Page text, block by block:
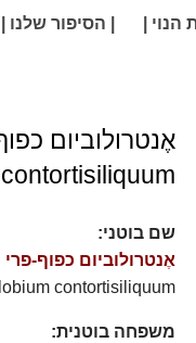
הנוי | | הסיפור שלנו |
אֶנטרולוביום
שם בוטני:
אֶנטרולוביום כפוף-פרי
contortisiliquum
משפחה בוטנית: